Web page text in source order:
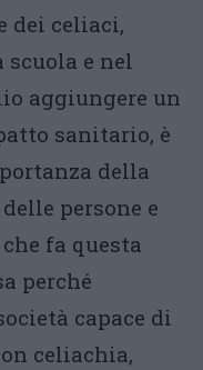
dei celiaci,
e nel
aggiungere un
sanitario, è
della
persone e
fa questa
perché
capace di
celiachia,